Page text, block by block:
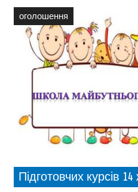
оголошення
Підготовчих курсів